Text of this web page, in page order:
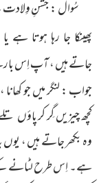
سُوال : جَشنِ وِلادت
پھینکا جا رہا ہوتا
جاتے ہیں ، آپ اِس بارے
جواب : لنگر میں جو
کچھ چیزیں گِر کر پاؤں
وہ بکھر جاتے ہیں ، یوں
ہے۔ اِس طرح لٹانے کے